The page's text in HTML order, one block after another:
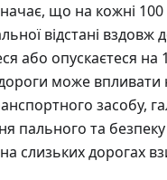
що на кожні 100
відстані вздовж
або опускаєтеся на
може впливати
засобу,
пального та безпеку
слизьких дорогах